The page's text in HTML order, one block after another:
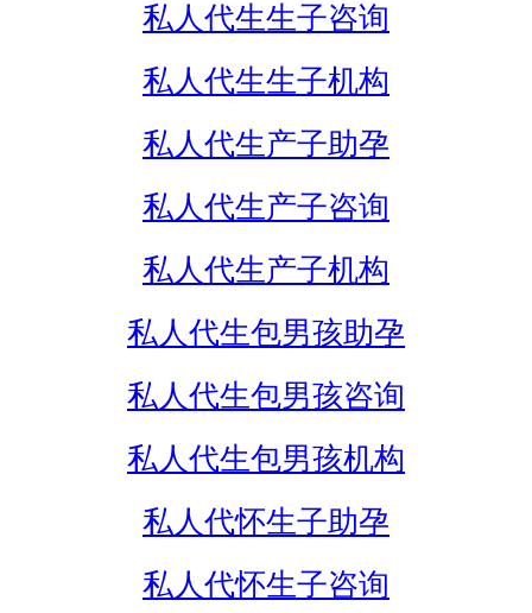
私人代生生子咨询
私人代生生子机构
私人代生产子助孕
私人代生产子咨询
私人代生产子机构
私人代生包男孩助孕
私人代生包男孩咨询
私人代生包男孩机构
私人代怀生子助孕
私人代怀生子咨询